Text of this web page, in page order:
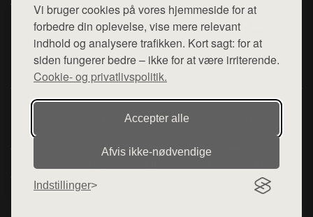
Vi bruger cookies på vores hjemmeside for at
forbedre din oplevelse, vise mere relevant
indhold og analysere trafikken. Kort sagt: for at
siden fungerer bedre – ikke for at være irriterende.
Cookie- og privatlivspolitik.
Accepter alle
Afvis ikke‑nødvendige
Indstillinger
Top Rabatter
Blog
Kontakt
Mail: hej@want.dk
Cookie- og privatlivspolitik
Denne side er en del af want.dk, der udgiver en række
hjemmesider med præsentation af forskellige produkter fra
diverse webshops. Der sælges ikke varer fra denne side - vi
henviser til de shops, som sælger varen. Vi har heller ikke
varerne på lager.